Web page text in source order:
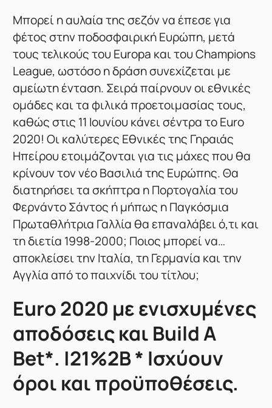
Μπορεί η αυλαία της σεζόν να έπεσε για
φέτος στην ποδοσφαιρική Ευρώπη, μετά
τους τελικούς του Europa και του Champions
League, ωστόσο η δράση συνεχίζεται με
αμείωτη ένταση. Σειρά παίρνουν οι εθνικές
ομάδες και τα φιλικά προετοιμασίας τους,
καθώς στις 11 Ιουνίου κάνει σέντρα το Euro
2020! Οι καλύτερες Εθνικές της Γηραιάς
Ηπείρου ετοιμάζονται για τις μάχες που θα
κρίνουν τον νέο Βασιλιά της Ευρώπης. Θα
διατηρήσει τα σκήπτρα η Πορτογαλία του
Φερνάντο Σάντος ή μήπως η Παγκόσμια
Πρωταθλήτρια Γαλλία θα επαναλάβει ό,τι και
τη διετία 1998-2000; Ποιος μπορεί να…
αποκλείσει την Ιταλία, τη Γερμανία και την
Αγγλία από το παιχνίδι του τίτλου;
Euro 2020 με ενισχυμένες
αποδόσεις και Build A
Bet*. |21%2B * Ισχύουν
όροι και προϋποθέσεις.